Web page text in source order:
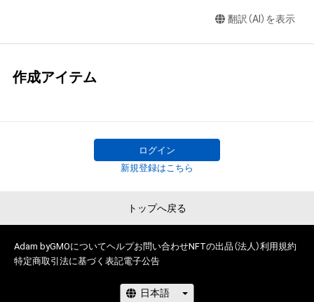
翻訳（AI）を表示
作成アイテム
ログイン
新規登録はこちら
トップへ戻る
Adam byGMOについてヘルプお問い合わせNFTの出品（法人）利用規約
特定商取引法に基づく表記電子公告